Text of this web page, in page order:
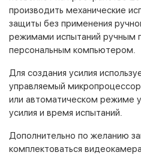
производить механические
защиты без применения
режимами испытаний ручным
персональным компьютером.
Для создания усилия
управляемый
или автоматическом режиме
усилия и время испытаний.
Дополнительно по желанию
комплектоваться